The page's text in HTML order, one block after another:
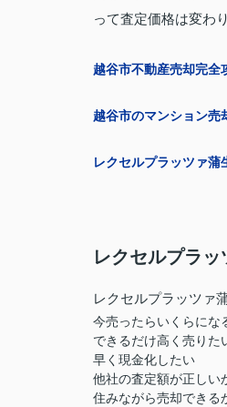
って査定価格は変わ
越谷市不動産売却完全
越谷市のマンション売
レクセルプラッツァ蒲
レクセルプラ
レクセルプラッツァ
今売ったらいくらにな
できるだけ高く売りた
早く現金化したい
他社の査定額が正しい
住みながら売却できる